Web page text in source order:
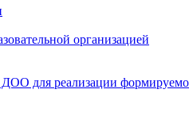
организацией
ДОО для реализации